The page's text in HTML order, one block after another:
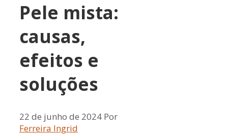
Pele mista:
causas,
efeitos e
soluções
22 de junho de 2024 Por
Ferreira Ingrid